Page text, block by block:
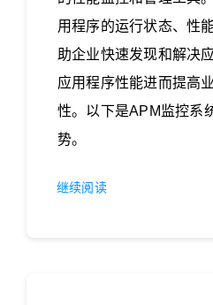
用程序的运行状态、性
助企业快速发现和解决
应用程序性能进而提高
性。以下是APM监控系
势。
继续阅读